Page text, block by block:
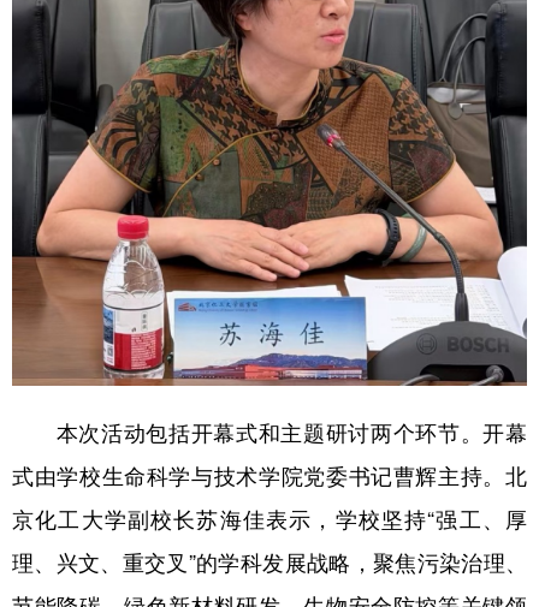
多语种频道
English Español Français عربى
Русский язык 日本語 한국어
Deutsch Português
本次活动包括开幕式和主题研讨两个环节。开幕
式由学校生命科学与技术学院党委书记曹辉主持。北
京化工大学副校长苏海佳表示，学校坚持“强工、厚
理、兴文、重交叉”的学科发展战略，聚焦污染治理、